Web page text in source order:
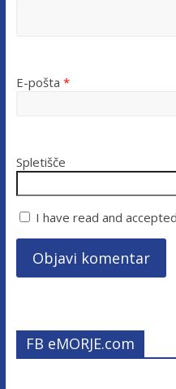
E-pošta *
Spletišče
I have read and
FB eMORJE.com